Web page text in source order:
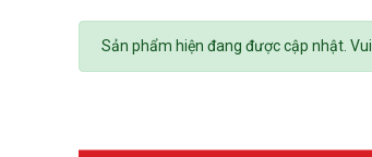
Sản phẩm hiện đang được cập nhật.